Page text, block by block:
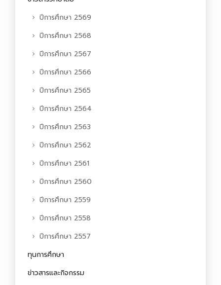
ปีการศึกษา 2569
ปีการศึกษา 2568
ปีการศึกษา 2567
ปีการศึกษา 2566
ปีการศึกษา 2565
ปีการศึกษา 2564
ปีการศึกษา 2563
ปีการศึกษา 2562
ปีการศึกษา 2561
ปีการศึกษา 2560
ปีการศึกษา 2559
ปีการศึกษา 2558
ปีการศึกษา 2557
ทุนการศึกษา
ข่าวสารและกิจกรรม